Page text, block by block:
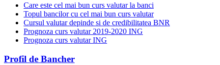
Care este cel mai bun curs valutar la banci
Topul bancilor cu cel mai bun curs valutar
Cursul valutar depinde si de credibilitatea BNR
Prognoza curs valutar 2019-2020 ING
Prognoza curs valutar ING
Profil de Bancher